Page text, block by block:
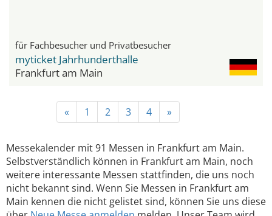
für Fachbesucher und Privatbesucher
myticket Jahrhunderthalle
Frankfurt am Main
« 1 2 3 4 »
Messekalender mit 91 Messen in Frankfurt am Main.
Selbstverständlich können in Frankfurt am Main, noch
weitere interessante Messen stattfinden, die uns noch
nicht bekannt sind. Wenn Sie Messen in Frankfurt am
Main kennen die nicht gelistet sind, können Sie uns diese